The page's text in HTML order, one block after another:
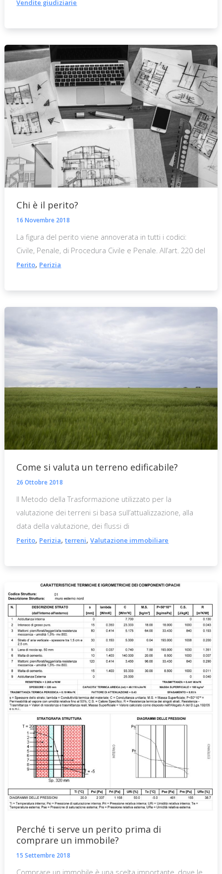
Vendite giudiziarie
Chi è il perito?
16 Novembre 2018
La figura del perito viene annoverata in tutti i codici:
Civile, Penale, di Procedura Civile e Penale. All’art. 220 del
Perito, Perizia
Come si valuta un terreno edificabile?
26 Ottobre 2018
Il Metodo della Trasformazione utilizzato per la
valutazione dei terreni si basa sull’attualizzazione, alla
data della valutazione, dei flussi di
Perito, Perizia,terreni,Valutazione immobiliare
Perché ti serve un perito prima di
comprare un immobile?
15 Settembre 2018
Comprare un immobile è una scelta importante, dove le